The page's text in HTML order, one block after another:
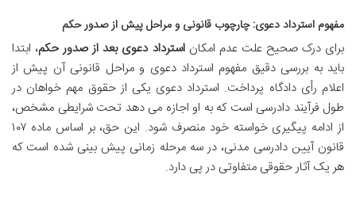
مفهوم استرداد دعوی: چارچوب قانونی و مراحل پیش از صدور حکم
برای درک صحیح علت عدم امکاناسترداد دعوی بعد از صدور حکم، ابتدا
باید به بررسی دقیق مفهوم استرداد دعوی و مراحل قانونی آن پیش از
اعلام رأی دادگاه پرداخت. استرداد دعوی یکی از حقوق مهم خواهان در
طول فرآیند دادرسی است که به او اجازه می دهد تحت شرایطی مشخص،
از ادامه پیگیری خواسته خود منصرف شود. این حق، بر اساس ماده ۱۰۷
قانون آیین دادرسی مدنی، در سه مرحله زمانی پیش بینی شده است که
هر یک آثار حقوقی متفاوتی در پی دارد.